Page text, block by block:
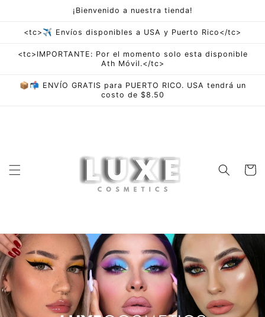
¡Bienvenido a nuestra tienda!
<tc>✈ Envíos disponibles a USA y Puerto Rico</tc>
<tc>IMPORTANTE: Por el momento solo esta disponible
Ath Móvil.</tc>
📦📬 ENVÍO GRATIS para PUERTO RICO. USA tendrá un
costo de $8.50
Carro